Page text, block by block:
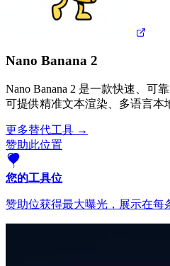
Nano Banana 2
Nano Banana 2 是一款快速、可
可提供精准文本渲染、多语言本
更多替代工具 →
赞助此位置
您的工具位
赞助位获得最大曝光，展示在每